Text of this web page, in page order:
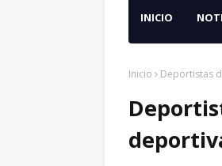
INICIO
Inicio Deportistas